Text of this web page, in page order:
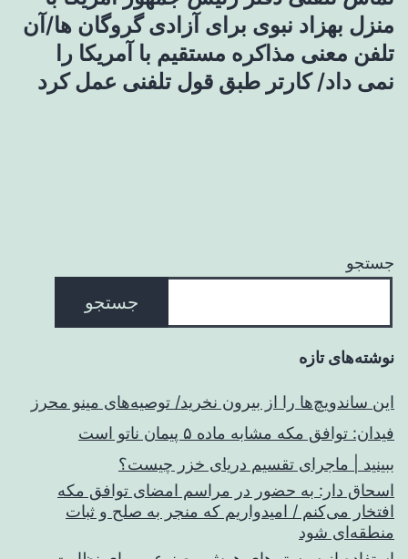
منزل بهزاد نبوی برای آزادی گروگان ها/آن
تلفن معنی مذاکره مستقیم با آمریکا را
نمی داد/ کارتر طبق قول تلفنی عمل کرد
جستجو
جستجو
نوشته‌های تازه
این ساندویچ‌ها را از بیرون نخرید/ توصیه‌های مینو محرز
فیدان: توافق مکه مشابه ماده ۵ پیمان ناتو است
ببینید | ماجرای تقسیم دریای خزر چیست؟
اسحاق‌ دار: به حضور در مراسم امضای توافق مکه
افتخار می‌کنم / امیدواریم که منجر به صلح و ثبات
منطقه‌ای شود